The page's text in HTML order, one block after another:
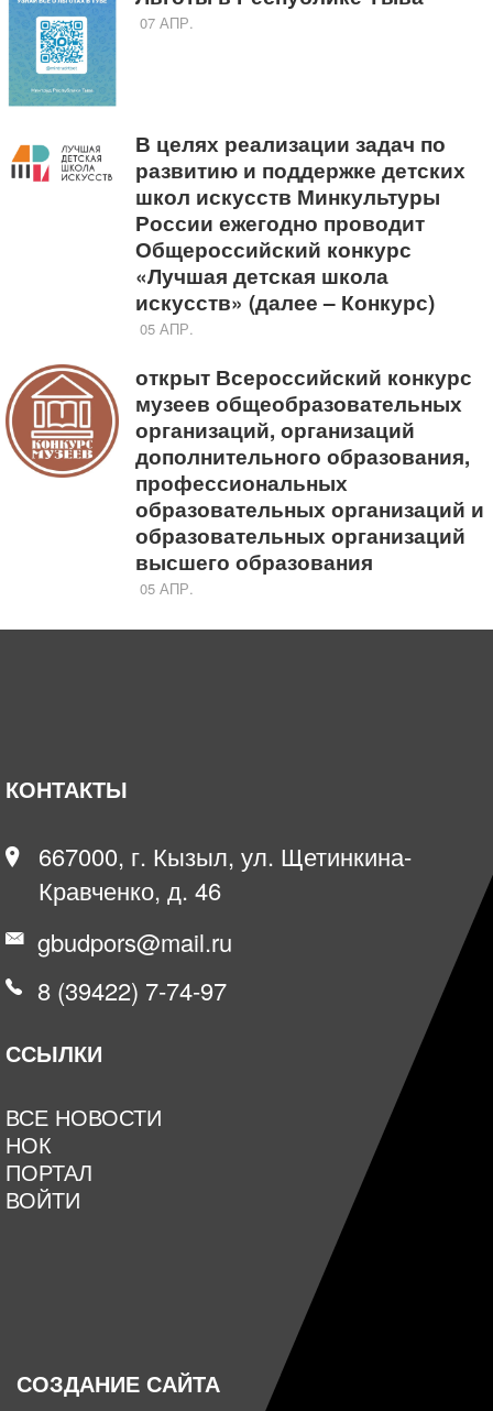
07 АПР.
В целях реализации задач по
развитию и поддержке детских
школ искусств Минкультуры
России ежегодно проводит
Общероссийский конкурс
«Лучшая детская школа
искусств» (далее – Конкурс)
05 АПР.
открыт Всероссийский конкурс
музеев общеобразовательных
организаций, организаций
дополнительного образования,
профессиональных
образовательных организаций и
образовательных организаций
высшего образования
05 АПР.
КОНТАКТЫ
667000, г. Кызыл, ул. Щетинкина-
Кравченко, д. 46
gbudpors@mail.ru
8 (39422) 7-74-97
ССЫЛКИ
ВСЕ НОВОСТИ
НОК
ПОРТАЛ
ВОЙТИ
СОЗДАНИЕ САЙТА